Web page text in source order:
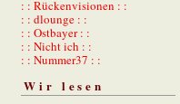
: : Rückenvisionen : :
: : dlounge : :
: : Ostbayer : :
: : Nicht ich : :
: : Nummer37 : :
Wir lesen